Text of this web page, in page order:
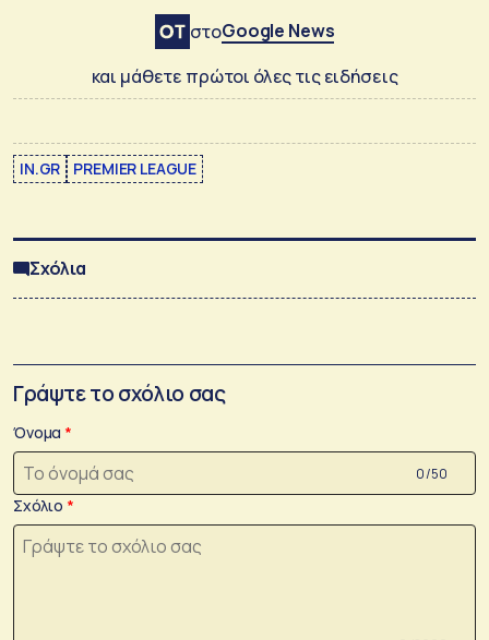
στοGoogle News
και μάθετε πρώτοι όλες τις ειδήσεις
IN.GR PREMIER LEAGUE
Σχόλια
Γράψτε το σχόλιο σας
Όνομα
0 /50
Σχόλιο